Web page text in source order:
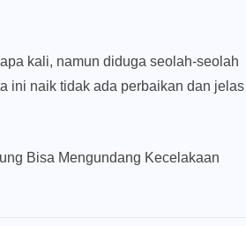
kali, namun diduga seolah-seolah
ini naik tidak ada perbaikan dan
Bisa Mengundang Kecelakaan